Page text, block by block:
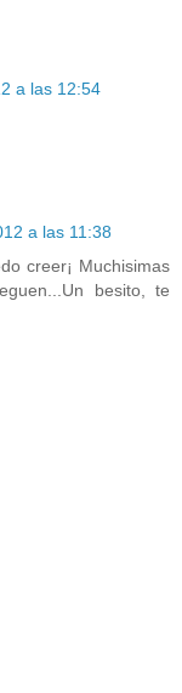
a las 12:54
a las 11:38
creer¡ Muchisimas
besito, te